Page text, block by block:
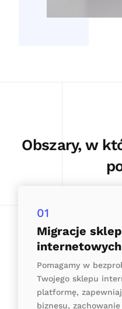
Obszary, w
01
Migracje
internetowych
Pomagamy w
Twojego sklepu
platformę,
biznesu,